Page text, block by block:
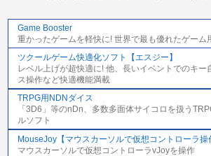
Game Booster
重かったゲームを軽快に! 世界で最も優れたゲーム
ツクールゲーム快適化ソフト【エスジー】
レベル上げが超快適に! 他、長いイベントでのキー
ス操作など快適機能満載
TRPG用NDNダイス
「3D6」等のnDn、多数多面体サイコロを扱う
ルソフト
MouseJoy【マウスカーソルで仮想コントローラ操
マウスカーソルで仮想コントローラvJoyを操作